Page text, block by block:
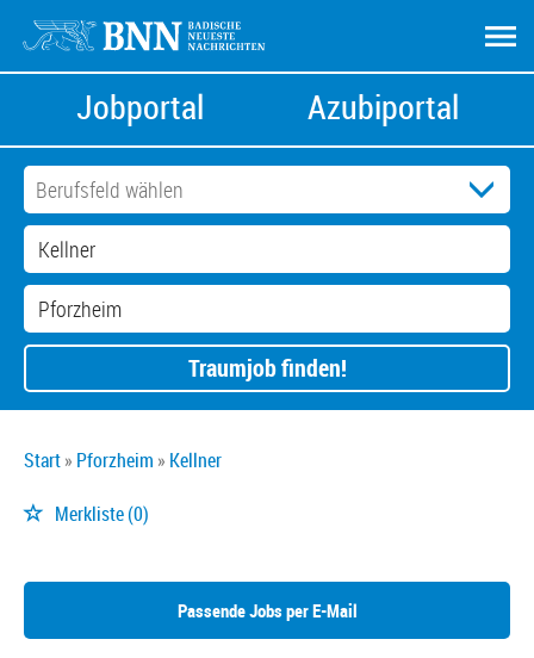
Jobportal Azubiportal
Traumjob finden!
Start Pforzheim Kellner
Merkliste(0)
Passende Jobs per E-Mail